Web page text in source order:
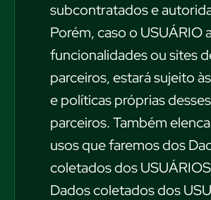
subcontratados e
Porém, caso o USUÁRIO
funcionalidades ou sites
parceiros, estará sujeito
e políticas próprias desses
parceiros. Também
usos que faremos dos
coletados dos
Dados coletados dos